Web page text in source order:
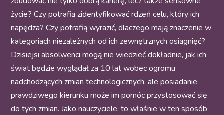
życie? Czy potrafią zidentyfikować rdzeń celu, który ich
napędza? Czy potrafią wyrazić, dlaczego mają znaczenie w
kategoriach niezależnych od ich zewnętrznych osiągnięć?
Dzisiejsi absolwenci mogą nie wiedzieć dokładnie, jak ich
świat będzie wyglądał za 10 lat wobec ogromu
nadchodzących zmian technologicznych, ale posiadanie
prawdziwego kierunku może im pomóc przystosować się
do tych zmian. Jako nauczyciele, to właśnie w ten sposób